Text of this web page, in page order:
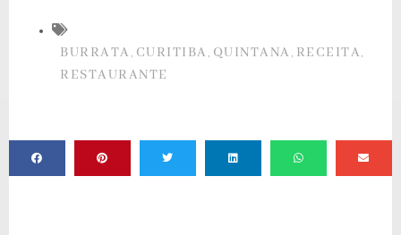
BURRATA , CURITIBA , QUINTANA , RECEITA ,
RESTAURANTE